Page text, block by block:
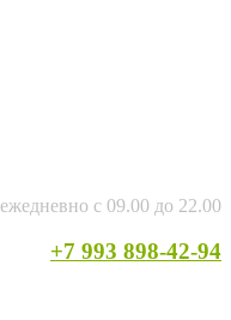
ежедневно с 09.00 до 22.00
+7 993 898-42-94